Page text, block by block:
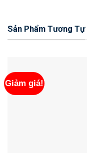
Sản Phẩm Tương Tự
Giảm giá!